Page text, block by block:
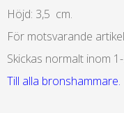
Höjd: 3,5 cm.
För motsvarande
Skickas normalt inom
Till alla bronshammare.